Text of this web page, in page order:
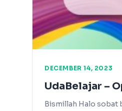
DECEMBER 14, 2023
UdaBelajar –
Bismillah Halo sobat